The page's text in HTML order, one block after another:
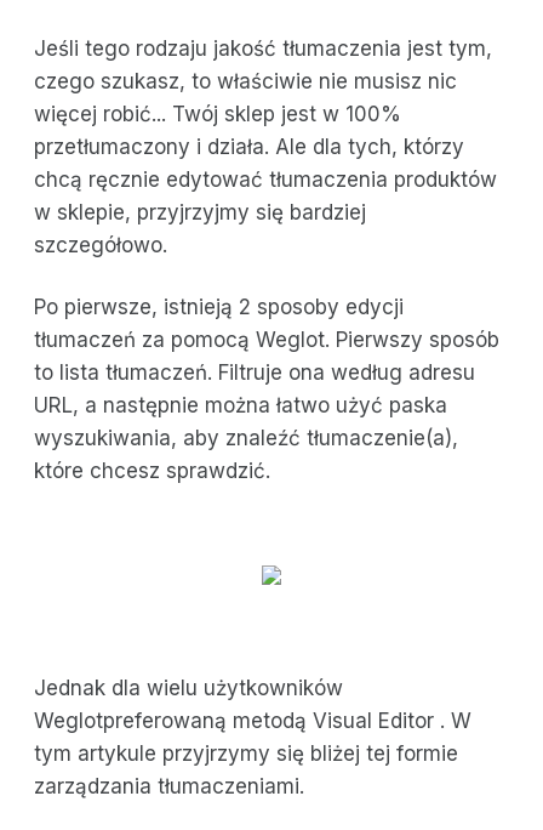
Jeśli tego rodzaju jakość tłumaczenia jest tym,
czego szukasz, to właściwie nie musisz nic
więcej robić... Twój sklep jest w 100%
przetłumaczony i działa. Ale dla tych, którzy
chcą ręcznie edytować tłumaczenia produktów
w sklepie, przyjrzyjmy się bardziej
szczegółowo.
Po pierwsze, istnieją 2 sposoby edycji
tłumaczeń za pomocą Weglot. Pierwszy sposób
to lista tłumaczeń. Filtruje ona według adresu
URL, a następnie można łatwo użyć paska
wyszukiwania, aby znaleźć tłumaczenie(a),
które chcesz sprawdzić.
Jednak dla wielu użytkowników
Weglotpreferowaną metodą Visual Editor . W
tym artykule przyjrzymy się bliżej tej formie
zarządzania tłumaczeniami.